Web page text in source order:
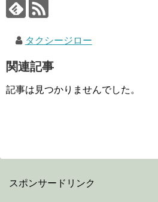
タクシージロー
関連記事
記事は見つかりませんでした。
スポンサードリンク